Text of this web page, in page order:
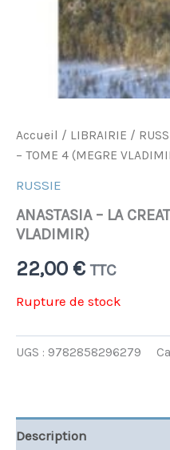
Accueil / LIBRAIRIE /
– TOME 4 (MEGRE
RUSSIE
ANASTASIA – LA
VLADIMIR)
22,00 € TTC
Rupture de stock
UGS : 9782858296279
Description